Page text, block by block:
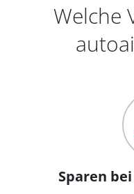
Welche
Sparen